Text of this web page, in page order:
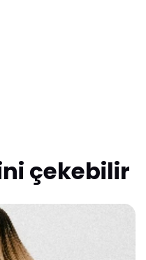
çekebilir